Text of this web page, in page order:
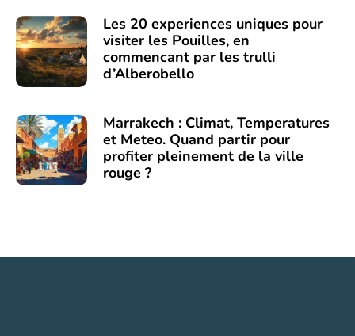
Les 20 experiences uniques pour
visiter les Pouilles, en
commencant par les trulli
d’Alberobello
Marrakech : Climat, Temperatures
et Meteo. Quand partir pour
profiter pleinement de la ville
rouge ?